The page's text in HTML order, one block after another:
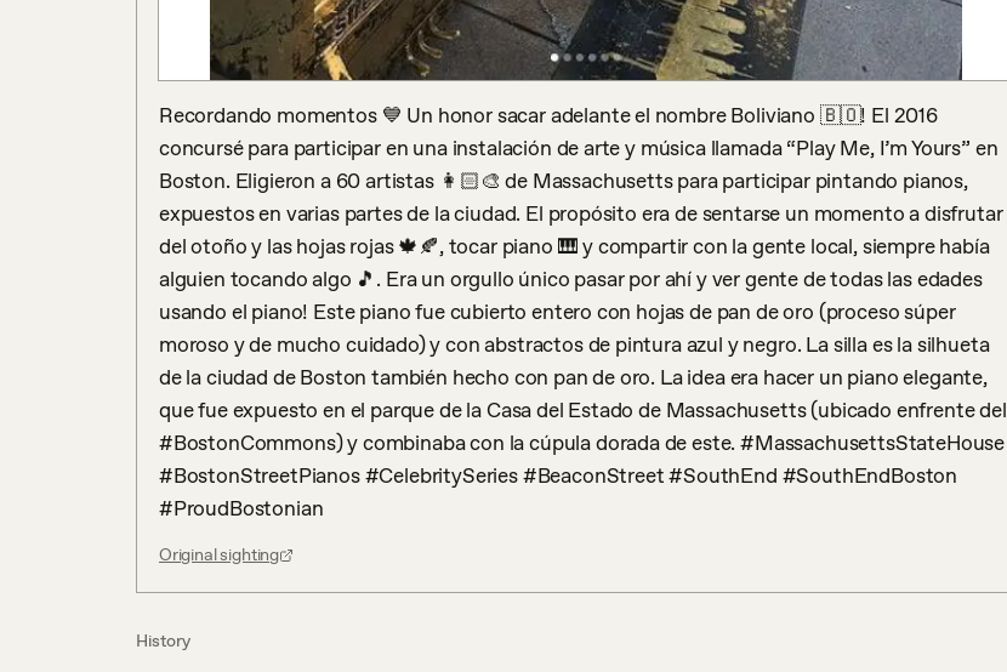
Recordando momentos 💙 Un honor sacar adelante el nombre Boliviano 🇧🇴! El 2016
concursé para participar en una instalación de arte y música llamada “Play Me, I’m Yours” en
Boston. Eligieron a 60 artistas 👩🏻‍🎨 de Massachusetts para participar pintando pianos,
expuestos en varias partes de la ciudad. El propósito era de sentarse un momento a disfrutar
del otoño y las hojas rojas 🍁🍂, tocar piano 🎹 y compartir con la gente local, siempre había
alguien tocando algo 🎵. Era un orgullo único pasar por ahí y ver gente de todas las edades
usando el piano! Este piano fue cubierto entero con hojas de pan de oro (proceso súper
moroso y de mucho cuidado) y con abstractos de pintura azul y negro. La silla es la silhueta
de la ciudad de Boston también hecho con pan de oro. La idea era hacer un piano elegante,
que fue expuesto en el parque de la Casa del Estado de Massachusetts (ubicado enfrente del
#BostonCommons) y combinaba con la cúpula dorada de este. #MassachusettsStateHouse
#BostonStreetPianos #CelebritySeries #BeaconStreet #SouthEnd #SouthEndBoston
#ProudBostonian
Original sighting
History